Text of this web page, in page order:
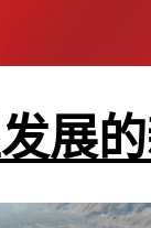
展